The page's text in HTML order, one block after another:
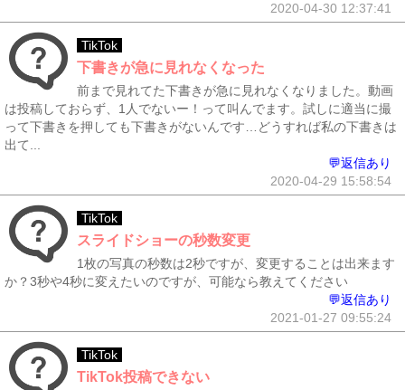
2020-04-30 12:37:41
TikTok
下書きが急に見れなくなった
前まで見れてた下書きが急に見れなくなりました。動画
は投稿しておらず、1人でないー！って叫んでます。試しに適当に撮
って下書きを押しても下書きがないんです…どうすれば私の下書きは
出て...
💬返信あり
2020-04-29 15:58:54
TikTok
スライドショーの秒数変更
1枚の写真の秒数は2秒ですが、変更することは出来ます
か？3秒や4秒に変えたいのですが、可能なら教えてください
💬返信あり
2021-01-27 09:55:24
TikTok
TikTok投稿できない